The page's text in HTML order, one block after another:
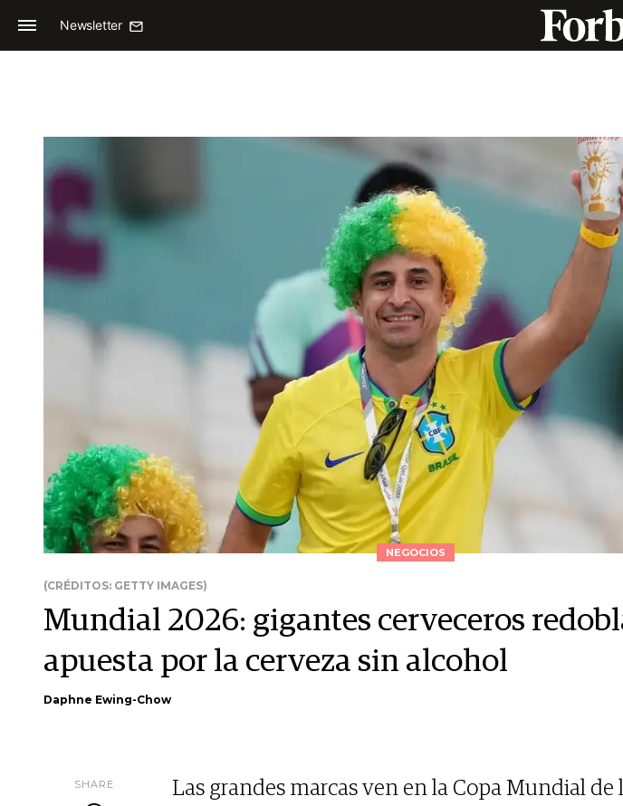
Newsletter
NEGOCIOS
(CRÉDITOS: GETTY IMAGES)
Mundial 2026: gigantes cerveceros
apuesta por la cerveza sin alcohol
Daphne Ewing-Chow
SHARE
Las grandes marcas ven en la Copa Mundial de